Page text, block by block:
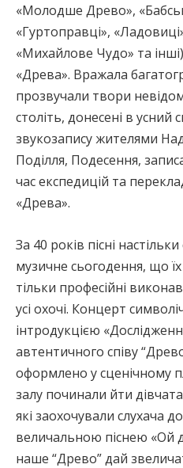
«Молодше Древо»,
«Гуртоправці»,
«Михайлове Чудо» та
«Древа». Вражала
прозвучали твори
століть, донесені в усний
звукозапису жителями
Поділля, Подесення,
час експедицій та
«Древа».
За 40 років пісні
музичне сьогодення, що
тільки професійні
усі охочі. Концерт
інтродукцією
автентичного співу
оформлено у сценічному
залу починали йти
які заохочували слухача
величальною піснею «Ой
наше “Древо” дай